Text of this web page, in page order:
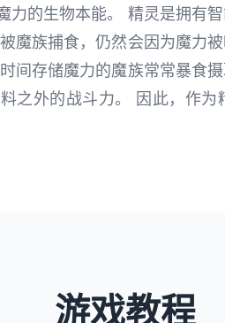
力的生物本能。 精灵是拥有
魔族捕食，仍然会因为魔力
间存储魔力的魔族常常暴食
之外的战斗力。 因此，作
游戏教程